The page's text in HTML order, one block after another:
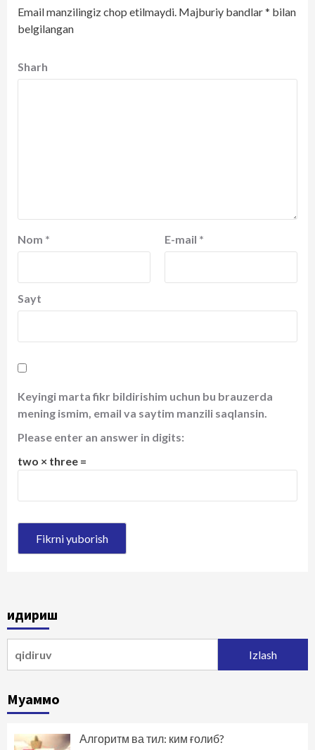
Email manzilingiz chop etilmaydi. Majburiy bandlar* bilan
belgilangan
Sharh
Nom * E-mail *
Sayt
Keyingi marta fikr bildirishim uchun bu brauzerda
mening ismim, email va saytim manzili saqlansin.
Please enter an answer in digits:
two × three =
Қидириш
Муаммо
Алгоритм ва тил: ким ғолиб?